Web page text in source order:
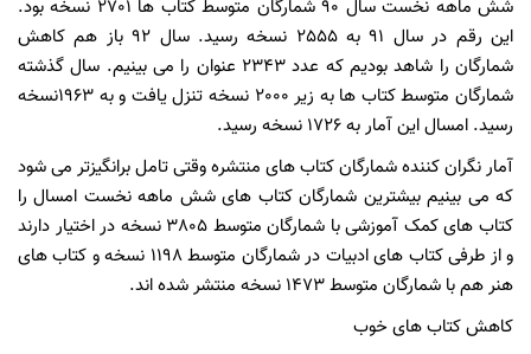
شش ماهه نخست سال 90 شمارگان متوسط کتاب ها 2701 نسخه بود.
این رقم در سال 91 به 2555 نسخه رسید. سال 92 باز هم کاهش
شمارگان را شاهد بودیم که عدد 2343 عنوان را می بینیم. سال گذشته
شمارگان متوسط کتاب ها به زیر 2000 نسخه تنزل یافت و به 1963نسخه
رسید. امسال این آمار به 1726 نسخه رسید.
آمار نگران کننده شمارگان کتاب های منتشره وقتی تامل برانگیزتر می شود
که می بینیم بیشترین شمارگان کتاب های شش ماهه نخست امسال را
کتاب های کمک آموزشی با شمارگان متوسط 3805 نسخه در اختیار دارند
و از طرفی کتاب های ادبیات در شمارگان متوسط 1198 نسخه و کتاب های
هنر هم با شمارگان متوسط 1473 نسخه منتشر شده اند.
کاهش کتاب های خوب